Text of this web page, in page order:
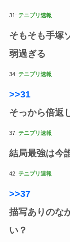
31: テニプリ速報
そもそも手塚
弱過ぎる
34: テニプリ速報
>>31
そっから倍返
37: テニプリ速報
結局最強は今
42: テニプリ速報
>>37
描写ありのな
い？